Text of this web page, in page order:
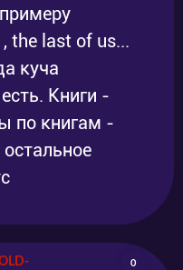
the last of us...
куча
Книги -
по книгам -
0